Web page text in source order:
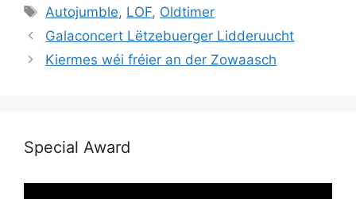
Étiquettes
Autojumble, LOF, Oldtimer
Galaconcert Lëtzebuerger Lidderuucht
Kiermes wéi fréier an der Zowaasch
Special Award